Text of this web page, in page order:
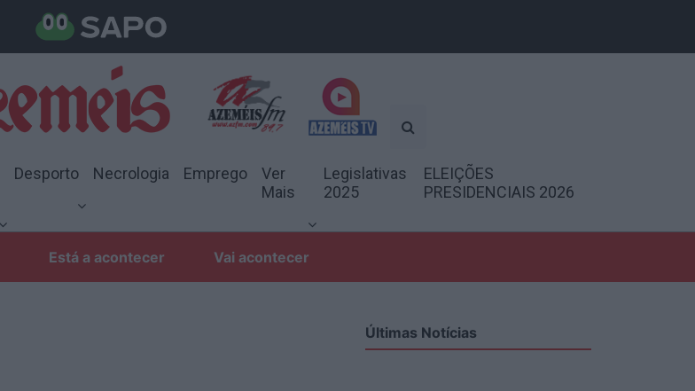
Desporto Necrologia Emprego
Ver
Mais
Legislativas
2025
ELEIÇÕES
PRESIDENCIAIS 2026
Está a acontecer Vai acontecer
Últimas Notícias